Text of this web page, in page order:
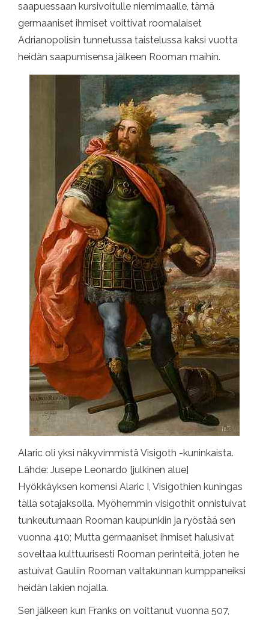
saapuessaan kursivoitulle niemimaalle, tämä
germaaniset ihmiset voittivat roomalaiset
Adrianopolisin tunnetussa taistelussa kaksi vuotta
heidän saapumisensa jälkeen Rooman maihin.
Alaric oli yksi näkyvimmistä Visigoth -kuninkaista.
Lähde: Jusepe Leonardo [julkinen alue]
Hyökkäyksen komensi Alaric I, Visigothien kuningas
tällä sotajaksolla. Myöhemmin visigothit onnistuivat
tunkeutumaan Rooman kaupunkiin ja ryöstää sen
vuonna 410; Mutta germaaniset ihmiset halusivat
soveltaa kulttuurisesti Rooman perinteitä, joten he
astuivat Gauliin Rooman valtakunnan kumppaneiksi
heidän lakien nojalla.
Sen jälkeen kun Franks on voittanut vuonna 507,